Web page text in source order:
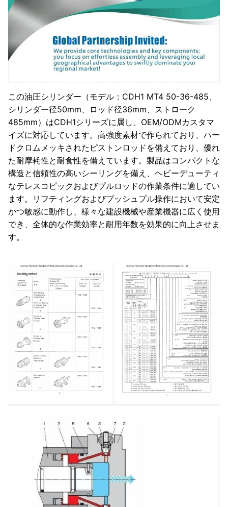
この油圧シリンダー（モデル：CDH1 MT4 50-36-485、
シリンダー径50mm、ロッド径36mm、ストローク
485mm）はCDH1シリーズに属し、OEM/ODMカスタマ
イズに対応しています。高強度素材で作られており、ハー
ドクロムメッキされたピストンロッドを備えており、優れ
た耐摩耗性と耐食性を備えています。製品はコンパクトな
構造と信頼性の高いシーリングを備え、ヘビーデューティ
なテレスコピックおよびプルロッドの作業条件に適してい
ます。リフティングおよびプッシュプル操作において安定
かつ敏感に動作し、様々な建設機械や産業機器に広く使用
でき、全体的な作業効率と耐用年数を効果的に向上させま
す。